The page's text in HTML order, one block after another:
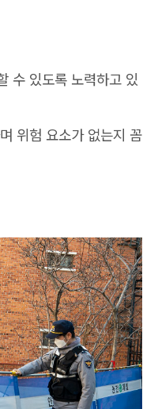
수 있도록 노력하고 있
위험 요소가 없는지 꼼